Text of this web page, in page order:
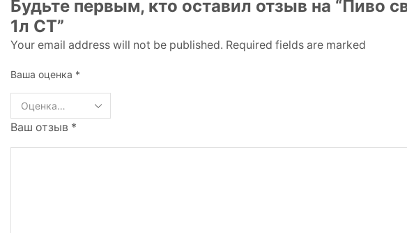
Будьте первым, кто оставил отзыв на “Пиво
1л СТ”
Your email address will not be published. Required fields are marked
Ваша оценка *
Ваш отзыв *